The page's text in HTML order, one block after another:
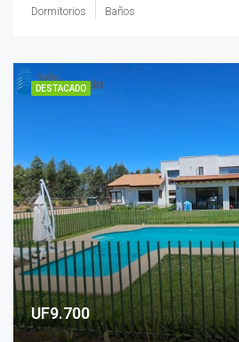
Dormitorios Baños
DESTACADO
UF9.700